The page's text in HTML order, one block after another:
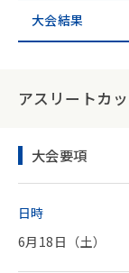
大会結果
アスリートカ
大会要項
日時
6月18日（土）